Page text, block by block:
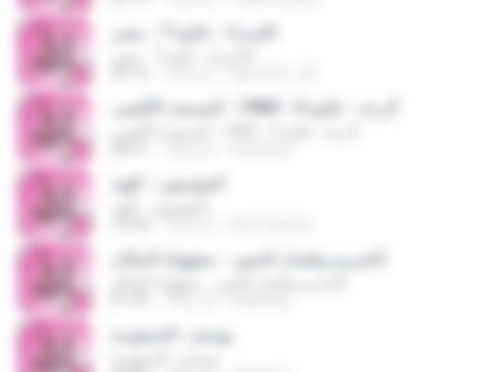
الإسراء - تلاوة 7 - مصر
الرعد - تلاوة 2 - 1965 - المسجد الأقصى
المؤمنون - الهند
التحريم وقصار السور - مجهولة المكان
يوسف -السعودية